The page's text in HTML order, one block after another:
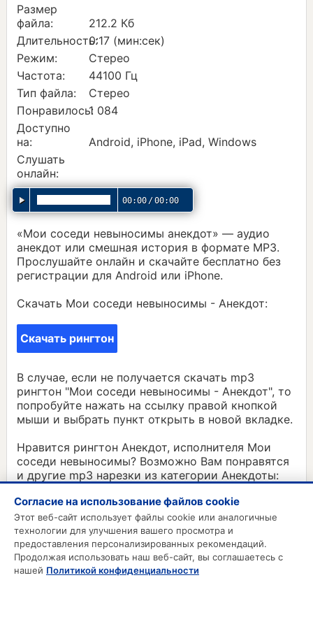
Размер
файла:
212.2 Кб
Длительность:0:17 (мин:сек)
Режим:
Стерео
Частота:
44100 Гц
Тип файла:
Стерео
Понравилось:1 084
Доступно
на:
Android, iPhone, iPad, Windows
Слушать
онлайн:
00:00/00:00
«Мои соседи невыносимы анекдот» — аудио
анекдот или смешная история в формате MP3.
Прослушайте онлайн и скачайте бесплатно без
регистрации для Android или iPhone.
Скачать Мои соседи невыносимы - Анекдот:
Скачать рингтон
В случае, если не получается скачать mp3
рингтон "Мои соседи невыносимы - Анекдот", то
попробуйте нажать на ссылку правой кнопкой
мыши и выбрать пункт открыть в новой вкладке.
Нравится рингтон Анекдот, исполнителя Мои
соседи невыносимы? Возможно Вам понравятся
и другие mp3 нарезки из категории Анекдоты:
Водитель автобуса приходит к врачу -
Анекдот
MP3 РИНГТОНЫ
Согласие на использование файлов cookie
Этот веб-сайт использует файлы cookie или аналогичные
технологии для улучшения вашего просмотра и
предоставления персонализированных рекомендаций.
Продолжая использовать наш веб-сайт, вы соглашаетесь с
нашей Политикой конфиденциальности